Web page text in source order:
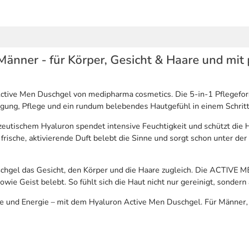
- für Körper, Gesicht & Haare und mit
Men Duschgel von medipharma cosmetics. Die 5-in-1
Pflege und ein rundum belebendes Hautgefühl in einem
Hyaluron spendet intensive Feuchtigkeit und schützt die
aktivierende Duft belebt die Sinne und sorgt schon unter
das Gesicht, den Körper und die Haare zugleich. Die ACTIVE
Geist belebt. So fühlt sich die Haut nicht nur gereinigt, sondern
und Energie – mit dem Hyaluron Active Men Duschgel. Für